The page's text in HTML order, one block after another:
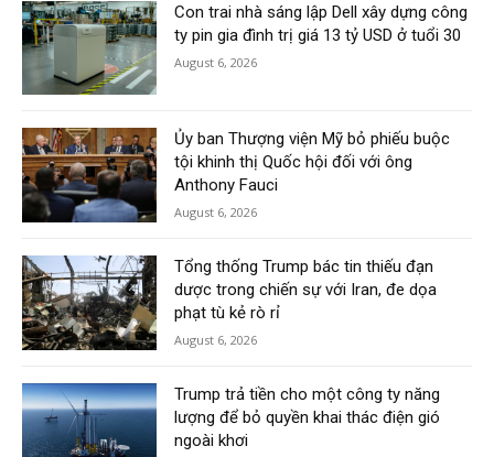
Con trai nhà sáng lập Dell xây dựng công
ty pin gia đình trị giá 13 tỷ USD ở tuổi 30
August 6, 2026
Ủy ban Thượng viện Mỹ bỏ phiếu buộc
tội khinh thị Quốc hội đối với ông
Anthony Fauci
August 6, 2026
Tổng thống Trump bác tin thiếu đạn
dược trong chiến sự với Iran, đe dọa
phạt tù kẻ rò rỉ
August 6, 2026
Trump trả tiền cho một công ty năng
lượng để bỏ quyền khai thác điện gió
ngoài khơi